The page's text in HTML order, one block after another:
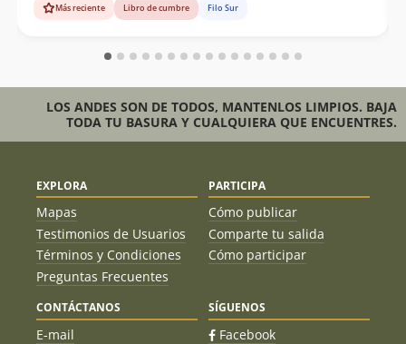
Más reciente Libro de cumbre Filo Sur
LOS ANDES SON DE TODOS, MANTENLOS LIMPIOS. BAJA
TODA TU BASURA Y CUALQUIERA QUE ENCUENTRES.
EXPLORA
Mapas
Testimonios de Usuarios
Términos y Condiciones
Preguntas Frecuentes
PARTICIPA
Cómo publicar
Comparte tu salida
Cómo participar
CONTÁCTANOS
E-mail
SÍGUENOS
Facebook